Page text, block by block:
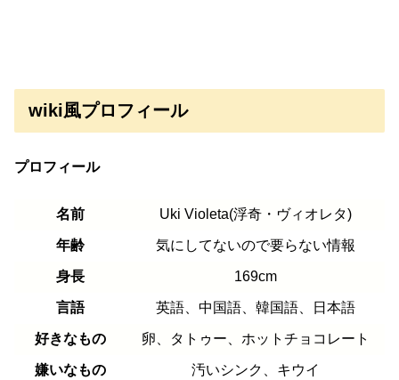
wiki風プロフィール
プロフィール
名前 Uki Violeta(浮奇・ヴィオレタ)
年齢 気にしてないので要らない情報
身長 169cm
言語 英語、中国語、韓国語、日本語
好きなもの 卵、タトゥー、ホットチョコレート
嫌いなもの 汚いシンク、キウイ